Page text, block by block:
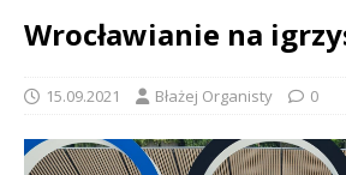
Wrocławianie na
15.09.2021 Błażej Organisty 0